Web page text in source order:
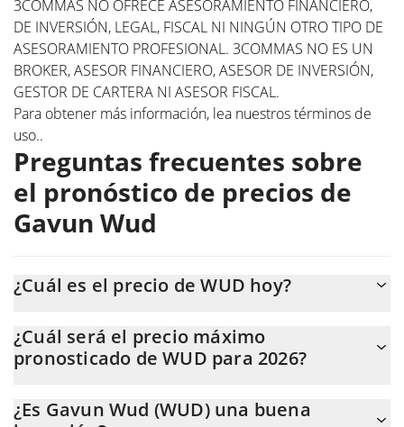
3COMMAS NO OFRECE ASESORAMIENTO FINANCIERO,
DE INVERSIÓN, LEGAL, FISCAL NI NINGÚN OTRO TIPO DE
ASESORAMIENTO PROFESIONAL. 3COMMAS NO ES UN
BROKER, ASESOR FINANCIERO, ASESOR DE INVERSIÓN,
GESTOR DE CARTERA NI ASESOR FISCAL.
Para obtener más información, lea nuestrostérminos de
uso..
Preguntas frecuentes sobre
el pronóstico de precios de
Gavun Wud
¿Cuál es el precio de WUD hoy?
capitalización de mercado de $515.844.
¿Cuál será el precio máximo
pronosticado de WUD para 2026?
$0,00000054331856 a finales de 2026.
¿Es Gavun Wud (WUD) una buena